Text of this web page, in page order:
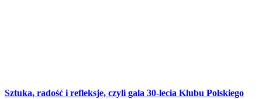
Sztuka, radość i refleksje, czyli gala 30-lecia Klubu Polskiego